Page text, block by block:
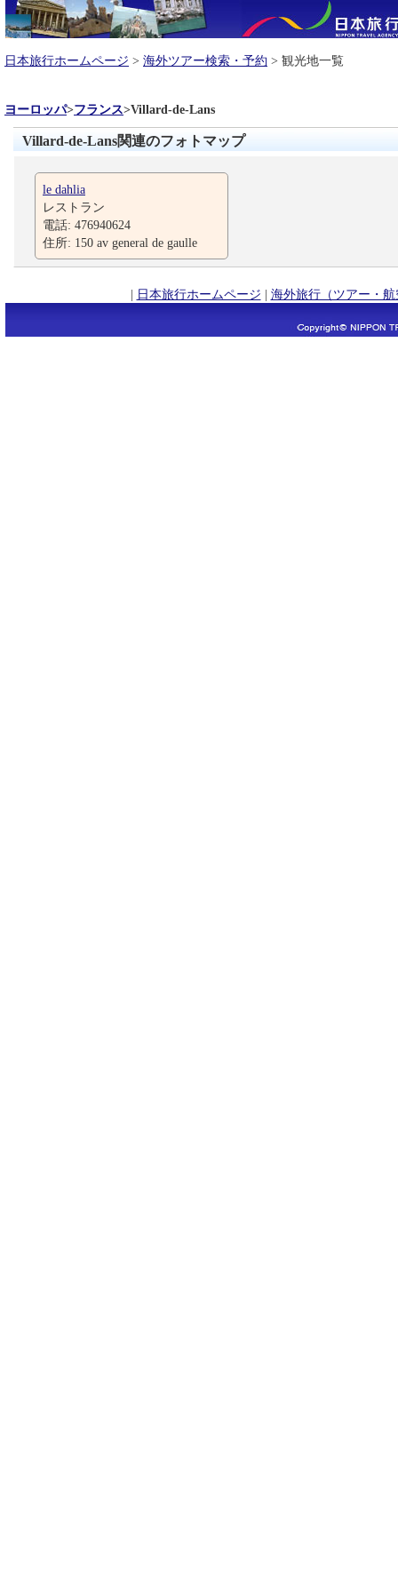
日本旅行ホームページ > 海外ツアー検索・予約 > 観光地一覧
ヨーロッパ>フランス>Villard-de-Lans
Villard-de-Lans関連のフォトマップ
le dahlia
レストラン
電話: 476940624
住所: 150 av general de gaulle
| 日本旅行ホームページ | 海外旅行（ツアー・航